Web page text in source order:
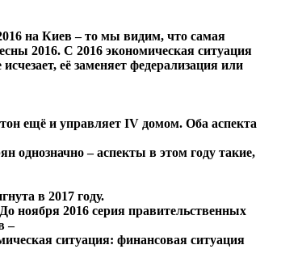
на Киев – то мы видим, что самая
2016. С 2016 экономическая ситуация
её заменяет федерализация или
ещё и управляет IV домом. Оба аспекта
однозначно – аспекты в этом году такие,
в 2017 году.
ноября 2016 серия правительственных
–
ситуация: финансовая ситуация